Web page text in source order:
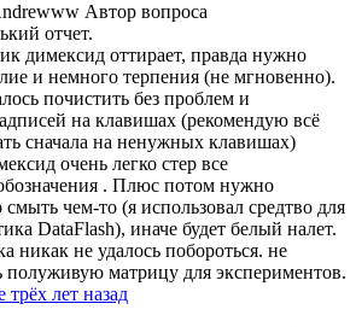
Автор вопроса
отчет.
димексид оттирает, правда нужно
и немного терпения (не мгновенно).
почистить без проблем и
на клавишах (рекомендую всё
сначала на ненужных клавишах)
очень легко стер все
. Плюс потом нужно
чем-то (я использовал средтво для
DataFlash), иначе будет белый налет.
никак не удалось побороться. не
полуживую матрицу для экспериментов.
трёх лет назад